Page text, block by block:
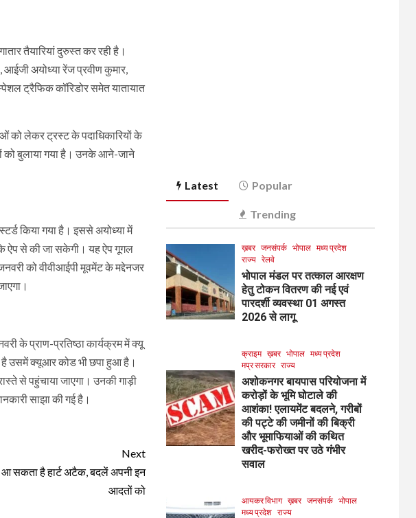
तैयारियां दुरुस्त कर रही है।
आईजी अयोध्या रेंज प्रवीण कुमार,
ट्रैफिक कॉरिडोर समेत यातायात
को लेकर ट्रस्ट के पदाधिकारियों के
को बुलाया गया है। उनके आने-जाने
किया गया है। इससे अयोध्या में
के ऐप से की जा सकेगी। यह ऐप गूगल
को वीवीआईपी मूवमेंट के मद्देनजर
के प्राण-प्रतिष्‍ठा कार्यक्रम में क्‍यू
है उसमें क्यूआर कोड भी छपा हुआ है।
से पहुंचाया जाएगा। उनकी गाड़ी
साझा की गई है।
Next
आ सकता है हार्ट अटैक, बदलें अपनी इन
आदतों को
Latest Popular
Trending
ख़बर जनसंपर्क भोपाल मध्य प्रदेश
राज्य रेलवे
भोपाल मंडल पर तत्काल आरक्षण
हेतु टोकन वितरण की नई एवं
पारदर्शी व्यवस्था 01 अगस्त
2026 से लागू
क्राइम ख़बर भोपाल मध्य प्रदेश
मप्र सरकार राज्य
अशोकनगर बायपास परियोजना में
करोड़ों के भूमि घोटाले की
आशंका! एलायमेंट बदलने, गरीबों
की पट्टे की जमीनों की बिक्री
और भूमाफियाओं की कथित
खरीद-फरोख्त पर उठे गंभीर
सवाल
आयकर विभाग ख़बर जनसंपर्क भोपाल
मध्य प्रदेश राज्य